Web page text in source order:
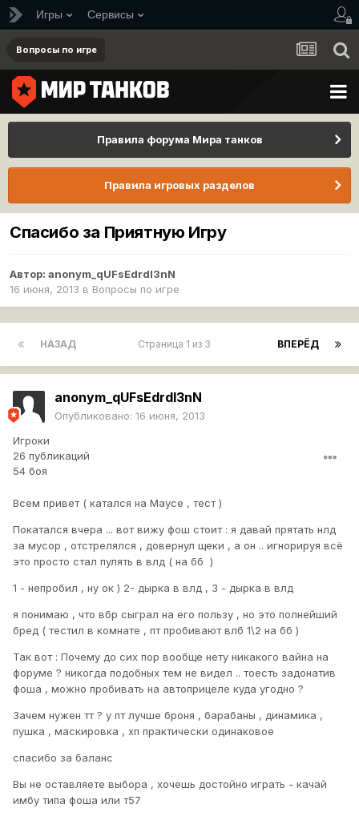
Игры Сервисы
Вопросы по игре
Правила форума Мира танков
Правила игровых разделов
Спасибо за Приятную Игру
Автор: anonym_qUFsEdrdI3nN
16 июня, 2013 в Вопросы по игре
НАЗАД ВПЕРЁД
Страница 1 из 3
anonym_qUFsEdrdI3nN
Опубликовано: 16 июня, 2013
Игроки
26 публикаций
54 боя
Всем привет ( катался на Маусе , тест )
Покатался вчера ... вот вижу фош стоит : я давай прятать нлд
за мусор , отстрелялся , довернул щеки , а он .. игнорируя всё
это просто стал пулять в влд ( на бб )
1 - непробил , ну ок ) 2- дырка в влд , 3 - дырка в влд
я понимаю , что вбр сыграл на его пользу , но это полнейший
бред ( тестил в комнате , пт пробивают влб 1\2 на бб )
Так вот : Почему до сих пор вообще нету никакого вайна на
форуме ? никогда подобных тем не видел .. тоесть задонатив
фоша , можно пробивать на автоприцеле куда угодно ?
Зачем нужен тт ? у пт лучше броня , барабаны , динамика ,
пушка , маскировка , хп практически одинаковое
спасибо за баланс
Вы не оставляете выбора , хочешь достойно играть - качай
имбу типа фоша или т57